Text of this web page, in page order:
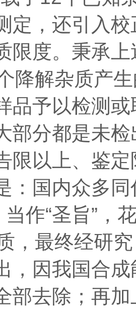
定，还引入
限度。秉承
降解杂质产
品予以检测
部分都是未
限以上、鉴
：国内众多
当作“圣旨”
，最终经研
，因我国合
部去除；再